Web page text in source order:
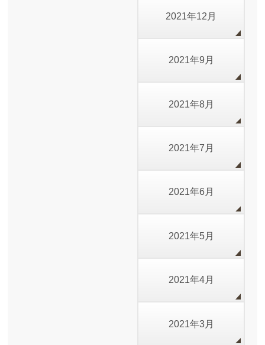
2021年12月
2021年9月
2021年8月
2021年7月
2021年6月
2021年5月
2021年4月
2021年3月